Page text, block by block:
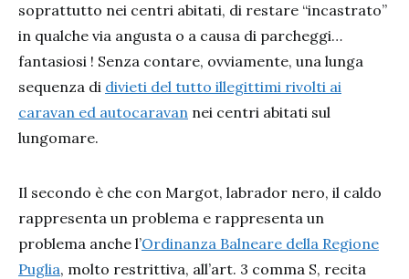
soprattutto nei centri abitati, di restare “incastrato”
in qualche via angusta o a causa di parcheggi…
fantasiosi ! Senza contare, ovviamente, una lunga
sequenza di divieti del tutto illegittimi rivolti ai
caravan ed autocaravan nei centri abitati sul
lungomare.
Il secondo è che con Margot, labrador nero, il caldo
rappresenta un problema e rappresenta un
problema anche l’Ordinanza Balneare della Regione
Puglia, molto restrittiva, all’art. 3 comma S, recita